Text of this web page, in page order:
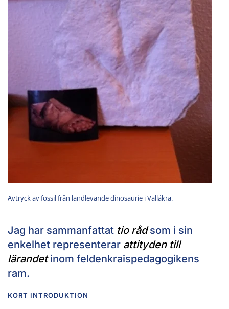
Avtryck av fossil från landlevande dinosaurie i Vallåkra.
Jag har sammanfattat tio rådsom i sin
enkelhet representerar attityden till
lärandet inom feldenkraispedagogikens
ram.
KORT INTRODUKTION